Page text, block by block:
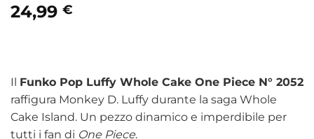
24,99 €
Il Funko Pop Luffy Whole Cake One Piece N° 2052
raffigura Monkey D. Luffy durante la saga Whole
Cake Island. Un pezzo dinamico e imperdibile per
tutti i fan di One Piece.